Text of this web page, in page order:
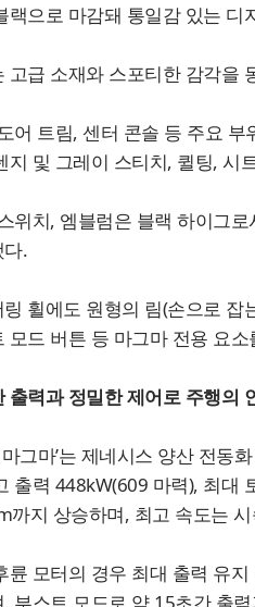
랙으로 마감돼 통일감 있는 디
고급 소재와 스포티한 감각을
어 트림, 센터 콘솔 등 주요
지 및 그레이 스티치, 퀼팅, 시
위치, 엠블럼은 블랙 하이그
다.
링 휠에도 원형의 림(손으로
모드 버튼 등 마그마 전용 요
출력과 정밀한 제어로 주행의
마그마’는 제네시스 양산 전동
출력 448kW(609 마력), 최대
까지 상승하며, 최고 속도는
륜 모터의 경우 최대 출력 유